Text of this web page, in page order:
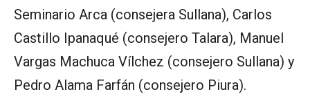
Seminario Arca (consejera Sullana), Carlos
Castillo Ipanaqué (consejero Talara), Manuel
Vargas Machuca Vílchez (consejero Sullana) y
Pedro Alama Farfán (consejero Piura).